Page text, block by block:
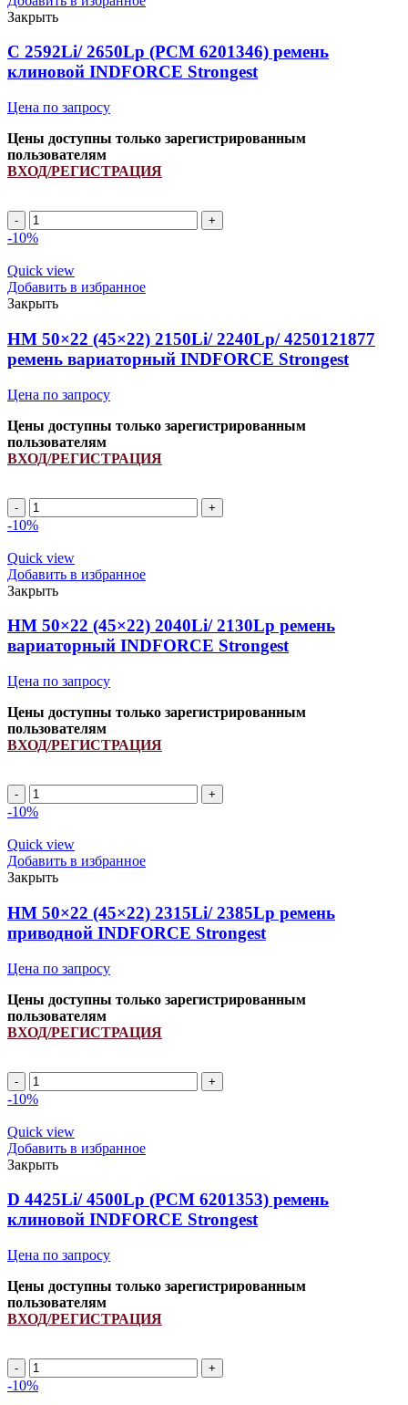
INDFORCE
Strongest
quantity
Закрыть
C 2592Li/ 2650Lp (РСМ 6201346) ремень
клиновой INDFORCE Strongest
Цена по запросу
Цены доступны только зарегистрированным
пользователям
ВХОД/РЕГИСТРАЦИЯ
C
2592Li/
(РСМ
6201346)
ремень
клиновой
INDFORCE
Strongest
quantity
-10%
Quick view
Добавить в избранное
Закрыть
HM 50×22 (45×22) 2150Li/ 2240Lp/ 4250121877
ремень вариаторный INDFORCE Strongest
Цена по запросу
Цены доступны только зарегистрированным
пользователям
ВХОД/РЕГИСТРАЦИЯ
HM
50x22
2150Li/
2240Lp/
4250121877
ремень
вариаторный
INDFORCE
Strongest
-10%
Quick view
Добавить в избранное
Закрыть
HM 50×22 (45×22) 2040Li/ 2130Lp ремень
вариаторный INDFORCE Strongest
Цена по запросу
Цены доступны только зарегистрированным
пользователям
ВХОД/РЕГИСТРАЦИЯ
HM
50x22
2040Li/
2130Lp
ремень
вариаторный
INDFORCE
Strongest
quantity
-10%
Quick view
Добавить в избранное
Закрыть
HM 50×22 (45×22) 2315Li/ 2385Lp ремень
приводной INDFORCE Strongest
Цена по запросу
Цены доступны только зарегистрированным
пользователям
ВХОД/РЕГИСТРАЦИЯ
HM
50x22
2315Li/
2385Lp
ремень
приводной
INDFORCE
Strongest
quantity
-10%
Quick view
Добавить в избранное
Закрыть
D 4425Li/ 4500Lp (РСМ 6201353) ремень
клиновой INDFORCE Strongest
Цена по запросу
Цены доступны только зарегистрированным
пользователям
ВХОД/РЕГИСТРАЦИЯ
D
4425Li/
-10%